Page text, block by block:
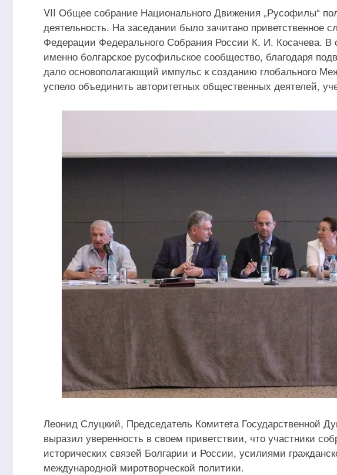
VII Общее собрание Национального Движения „Русофилы“
деятельность. На заседании было зачитано приветственное
Федерации Федерального Собрания России К. И. Косачева. В
именно болгарское русофильское сообщество, благодаря
дало основополагающий импульс к созданию глобального
успело объединить авторитетных общественных деятелей,
Леонид Слуцкий, Председатель Комитета Государственной
выразил уверенность в своем приветствии, что участники
исторических связей Болгарии и России, усилиями
международной миротворческой политики.